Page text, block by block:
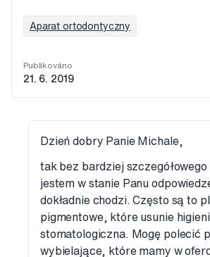
Aparat ortodontyczny
Publikováno
21. 6. 2019
Dzień dobry Panie Michale,
tak bez bardziej szczegółowego
jestem w stanie Panu
dokładnie chodzi. Często są to
pigmentowe, które usunie
stomatologiczna. Mogę polecić
wybielające, które mamy w